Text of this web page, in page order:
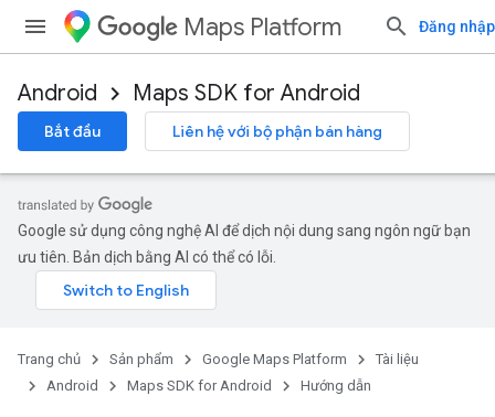
Maps Platform Đăng nhập
Android Maps SDK for Android
Bắt đầu Liên hệ với bộ phận bán hàng
Google sử dụng công nghệ AI để dịch nội dung sang ngôn ngữ bạn
ưu tiên. Bản dịch bằng AI có thể có lỗi.
Trang chủ Sản phẩm Google Maps Platform
Tài liệu
Android
Maps SDK for Android Hướng dẫn